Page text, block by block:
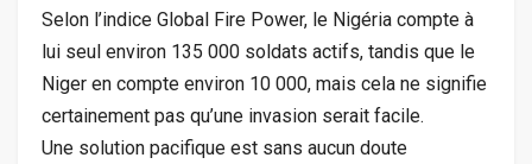
Selon l’indice Global Fire Power, le Nigéria compte à
lui seul environ 135 000 soldats actifs, tandis que le
Niger en compte environ 10 000, mais cela ne signifie
certainement pas qu’une invasion serait facile.
Une solution pacifique est sans aucun doute